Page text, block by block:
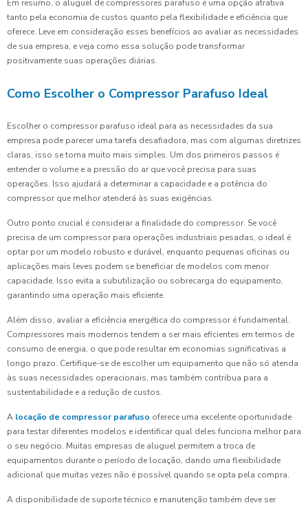
Em resumo, o aluguel de compressores parafuso é uma opção atrativa
tanto pela economia de custos quanto pela flexibilidade e eficiência que
oferece. Leve em consideração esses benefícios ao avaliar as necessidades
de sua empresa, e veja como essa solução pode transformar
positivamente suas operações diárias.
Como Escolher o Compressor Parafuso Ideal
Escolher o compressor parafuso ideal para as necessidades da sua
empresa pode parecer uma tarefa desafiadora, mas com algumas diretrizes
claras, isso se torna muito mais simples. Um dos primeiros passos é
entender o volume e a pressão do ar que você precisa para suas
operações. Isso ajudará a determinar a capacidade e a potência do
compressor que melhor atenderá às suas exigências.
Outro ponto crucial é considerar a finalidade do compressor. Se você
precisa de um compressor para operações industriais pesadas, o ideal é
optar por um modelo robusto e durável, enquanto pequenas oficinas ou
aplicações mais leves podem se beneficiar de modelos com menor
capacidade. Isso evita a subutilização ou sobrecarga do equipamento,
garantindo uma operação mais eficiente.
Além disso, avaliar a eficiência energética do compressor é fundamental.
Compressores mais modernos tendem a ser mais eficientes em termos de
consumo de energia, o que pode resultar em economias significativas a
longo prazo. Certifique-se de escolher um equipamento que não só atenda
às suas necessidades operacionais, mas também contribua para a
sustentabilidade e a redução de custos.
A locação de compressor parafuso oferece uma excelente oportunidade
para testar diferentes modelos e identificar qual deles funciona melhor para
o seu negócio. Muitas empresas de aluguel permitem a troca de
equipamentos durante o período de locação, dando uma flexibilidade
adicional que muitas vezes não é possível quando se opta pela compra.
A disponibilidade de suporte técnico e manutenção também deve ser